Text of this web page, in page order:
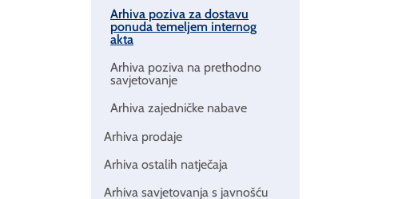
Arhiva poziva za dostavu
ponuda temeljem internog
akta
Arhiva poziva na prethodno
savjetovanje
Arhiva zajedničke nabave
Arhiva prodaje
Arhiva ostalih natječaja
Arhiva savjetovanja s javnošću